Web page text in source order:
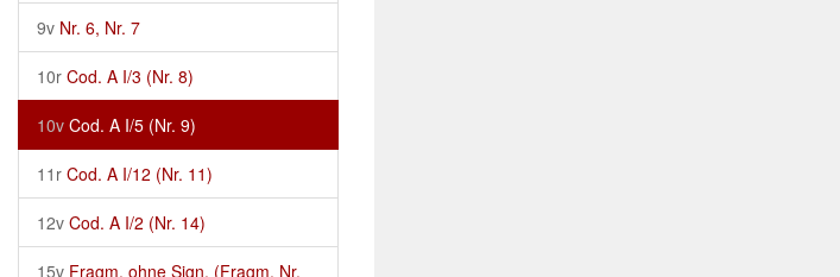
9v Nr. 6, Nr. 7
10r Cod. A I/3 (Nr. 8)
10v Cod. A I/5 (Nr. 9)
11r Cod. A I/12 (Nr. 11)
12v Cod. A I/2 (Nr. 14)
15v Fragm. ohne Sign. (Fragm. Nr.